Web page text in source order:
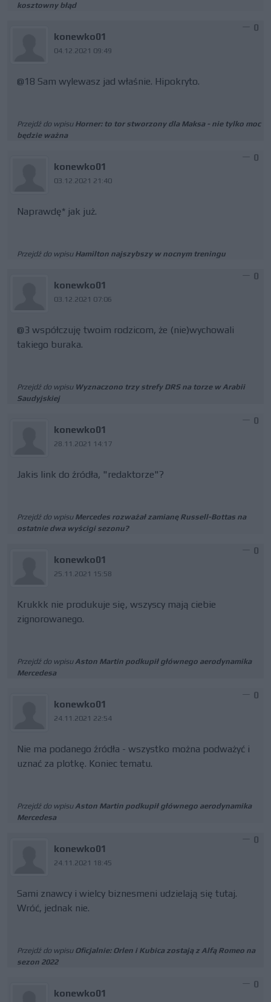
kosztowny błąd
konewko01
04.12.2021 09:49
0
@18 Sam wylewasz jad właśnie. Hipokryto.
Przejdź do wpisu Horner: to tor stworzony dla Maksa - nie tylko moc
będzie ważna
konewko01
03.12.2021 21:40
0
Naprawdę* jak już.
Przejdź do wpisu Hamilton najszybszy w nocnym treningu
konewko01
03.12.2021 07:06
0
@3 współczuję twoim rodzicom, że (nie)wychowali
takiego buraka.
Przejdź do wpisu Wyznaczono trzy strefy DRS na torze w Arabii
Saudyjskiej
konewko01
28.11.2021 14:17
0
Jakis link do źródła, "redaktorze"?
Przejdź do wpisu Mercedes rozważał zamianę Russell-Bottas na
ostatnie dwa wyścigi sezonu?
konewko01
25.11.2021 15:58
0
Krukkk nie produkuje się, wszyscy mają ciebie
zignorowanego.
Przejdź do wpisuAston Martin podkupił głównego aerodynamika
Mercedesa
konewko01
24.11.2021 22:54
0
Nie ma podanego źródła - wszystko można podważyć i
uznać za plotkę. Koniec tematu.
Przejdź do wpisuAston Martin podkupił głównego aerodynamika
Mercedesa
konewko01
24.11.2021 18:45
0
Sami znawcy i wielcy biznesmeni udzielają się tutaj.
Wróć, jednak nie.
Przejdź do wpisu Oficjalnie: Orlen i Kubica zostają z Alfą Romeo na
sezon 2022
konewko01
0